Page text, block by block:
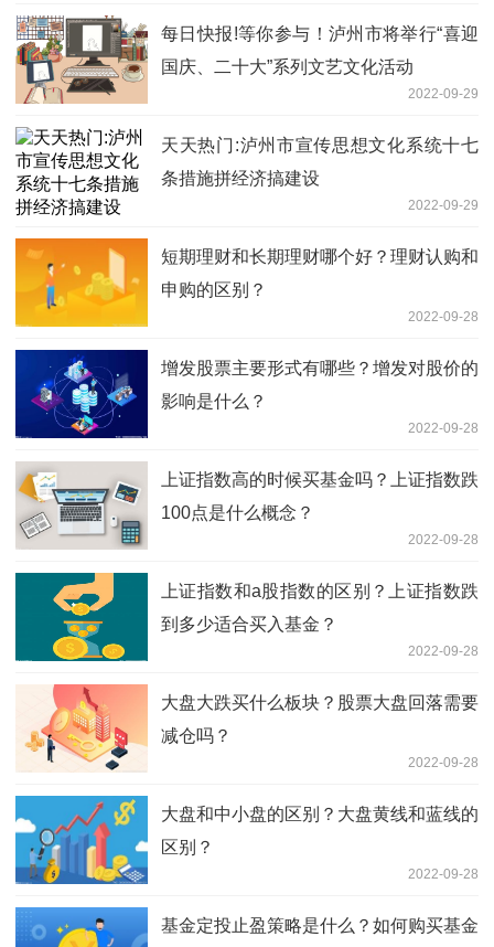
每日快报!等你参与！泸州市将举行“喜迎
国庆、二十大”系列文艺文化活动
2022-09-29
天天热门:泸州市宣传思想文化系统十七
条措施拼经济搞建设
2022-09-29
短期理财和长期理财哪个好？理财认购和
申购的区别？
2022-09-28
增发股票主要形式有哪些？增发对股价的
影响是什么？
2022-09-28
上证指数高的时候买基金吗？上证指数跌
100点是什么概念？
2022-09-28
上证指数和a股指数的区别？上证指数跌
到多少适合买入基金？
2022-09-28
大盘大跌买什么板块？股票大盘回落需要
减仓吗？
2022-09-28
大盘和中小盘的区别？大盘黄线和蓝线的
区别？
2022-09-28
基金定投止盈策略是什么？如何购买基金